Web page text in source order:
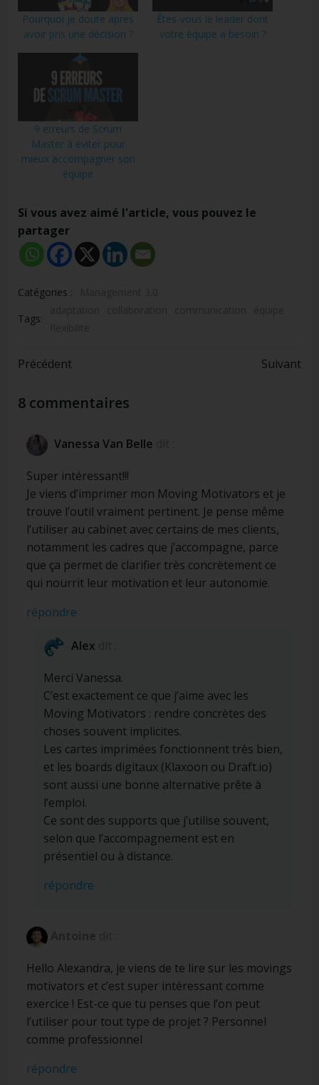
Pourquoi je doute après
avoir pris une décision ?
Êtes-vous le leader dont
votre équipe a besoin ?
9 erreurs de Scrum
Master à éviter pour
mieux accompagner son
équipe
Si vous avez aimé l'article, vous pouvez le
partager
Catégories :
Tags:
Post
navigation
Précédent Suivant
8 commentaires
Vanessa Van Belle
Super intéressant!!!
Je viens d’imprimer mon Moving Motivators et je
trouve l’outil vraiment pertinent. Je pense même
l’utiliser au cabinet avec certains de mes clients,
notamment les cadres que j’accompagne, parce
que ça permet de clarifier très concrètement ce
qui nourrit leur motivation et leur autonomie.
répondre
Alex
Merci Vanessa.
C’est exactement ce que j’aime avec les
Moving Motivators : rendre concrètes des
choses souvent implicites.
Les cartes imprimées fonctionnent très bien,
et les boards digitaux (Klaxoon ou Draft.io)
sont aussi une bonne alternative prête à
l’emploi.
Ce sont des supports que j’utilise souvent,
selon que l’accompagnement est en
présentiel ou à distance.
répondre
Hello Alexandra, je viens de te lire sur les movings
motivators et c’est super intéressant comme
exercice ! Est-ce que tu penses que l’on peut
l’utiliser pour tout type de projet ? Personnel
comme professionnel
répondre